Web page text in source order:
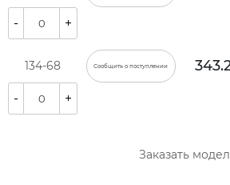
- +
134-68 Сообщить о поступлении
- +
Заказать